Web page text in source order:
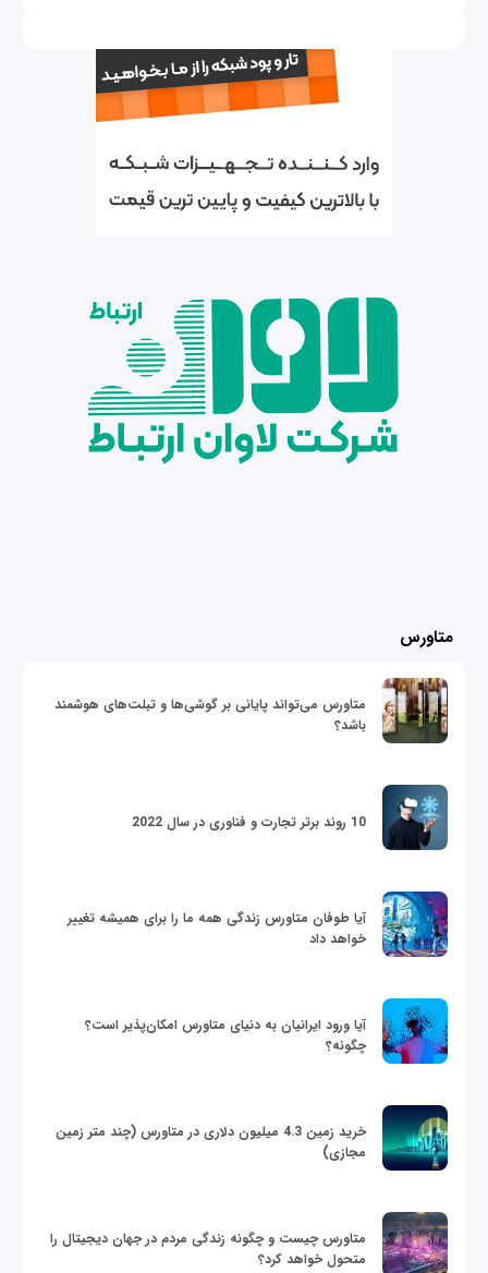
متاورس
متاورس می‌تواند پایانی بر گوشی‌ها و تبلت‌های هوشمند
باشد؟
10 روند برتر تجارت و فناوری در سال 2022
آیا طوفان متاورس زندگی همه ما را برای همیشه تغییر
خواهد داد
آیا ورود ایرانیان به دنیای متاورس امکان‌پذیر است؟
چگونه؟
خرید زمین 4.3 میلیون دلاری در متاورس (چند متر زمین
مجازی)
متاورس چیست و چگونه زندگی مردم در جهان دیجیتال را
متحول خواهد کرد؟